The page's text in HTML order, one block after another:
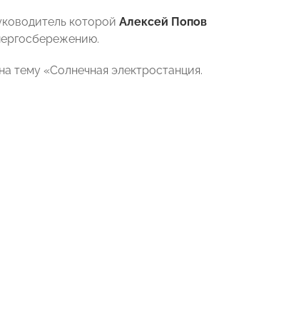
которой Алексей Попов
тему «Солнечная электростанция.